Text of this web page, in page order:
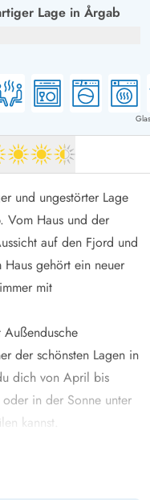
Lage in Årgab
4.5 von 5
und ungestörter Lage
Vom Haus und der
auf den Fjord und
gehört ein neuer
mit
der schönsten Lagen in
dich von April bis
in der Sonne unter
kannst.
Düne mit